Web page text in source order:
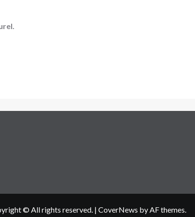
© All rights reserved. | CoverNews by AF themes.